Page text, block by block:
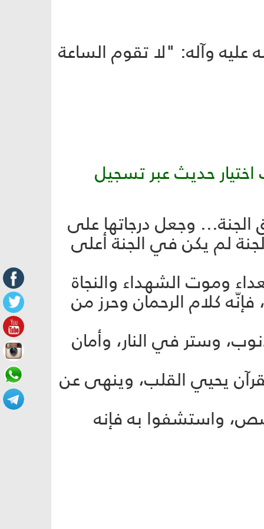
وآله: "لا تقوم الساعة
اختيار حديث عبر تسجيل
الجنة... وجعل درجاتها على
لم يكن في الجنة أعلى
وموت الشهداء والنجاة
كلام الرحمان وحرز من
وستر في النار، وأمان
يحيي القلب، وينهى عن
واستشفوا به فإنه